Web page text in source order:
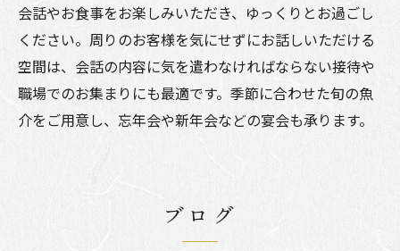
会話やお食事をお楽しみいただき、ゆっくりとお過ごし
ください。周りのお客様を気にせずにお話しいただける
空間は、会話の内容に気を遣わなければならない接待や
職場でのお集まりにも最適です。季節に合わせた旬の魚
介をご用意し、忘年会や新年会などの宴会も承ります。
ブログ